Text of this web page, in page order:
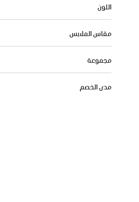
اللون
مقاس الملابس
مجموعة
مدى الخصم